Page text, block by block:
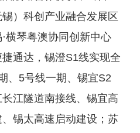
）科创产业融合发展区
横琴粤澳协同创新中心
通达，锡澄S1线实现全
、5号线一期、锡宜S2
江隧道南接线、锡宜高
锡太高速启动建设；苏